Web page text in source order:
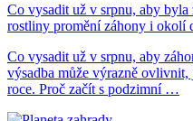
Co vysadit už v srpnu, aby
rostliny promění záhony i okolí
Co vysadit už v srpnu, aby
výsadba může výrazně
roce. Proč začít s podzimní …